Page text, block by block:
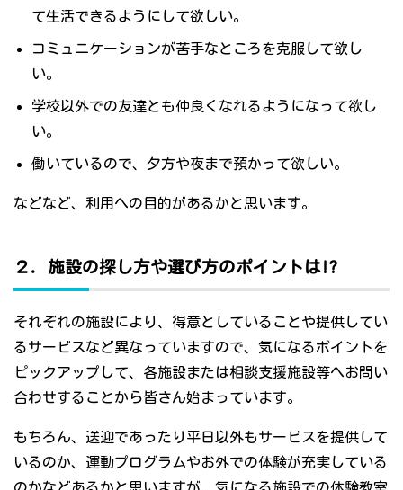
て生活できるようにして欲しい。
コミュニケーションが苦手なところを克服して欲し
い。
学校以外での友達とも仲良くなれるようになって欲し
い。
働いているので、夕方や夜まで預かって欲しい。
などなど、利用への目的があるかと思います。
２．施設の探し方や選び方のポイントは!?
それぞれの施設により、得意としていることや提供してい
るサービスなど異なっていますので、気になるポイントを
ピックアップして、各施設または相談支援施設等へお問い
合わせすることから皆さん始まっています。
もちろん、送迎であったり平日以外もサービスを提供して
いるのか、運動プログラムやお外での体験が充実している